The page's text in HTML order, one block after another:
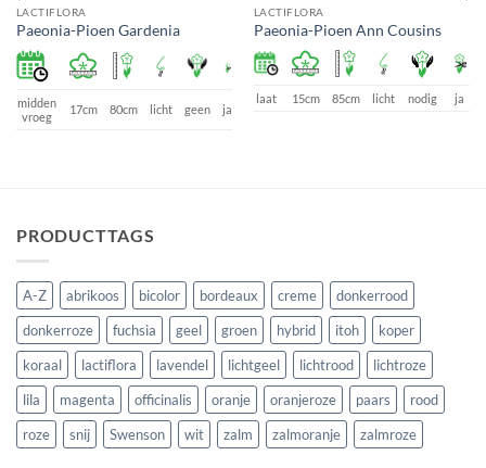
LACTIFLORA
Paeonia-Pioen Gardenia
midden
vroeg
17cm 80cm licht geen ja
LACTIFLORA
Paeonia-Pioen Ann Cousins
laat 15cm 85cm licht nodig ja
PRODUCTTAGS
A-Z abrikoos bicolor bordeaux creme
donkerrood
donkerroze
fuchsia geel groen hybrid itoh
koper
koraal
lactiflora lavendel lichtgeel lichtrood
lichtroze
lila
magenta officinalis oranje oranjeroze paars
rood
roze
snij Swenson wit zalm zalmoranje zalmroze